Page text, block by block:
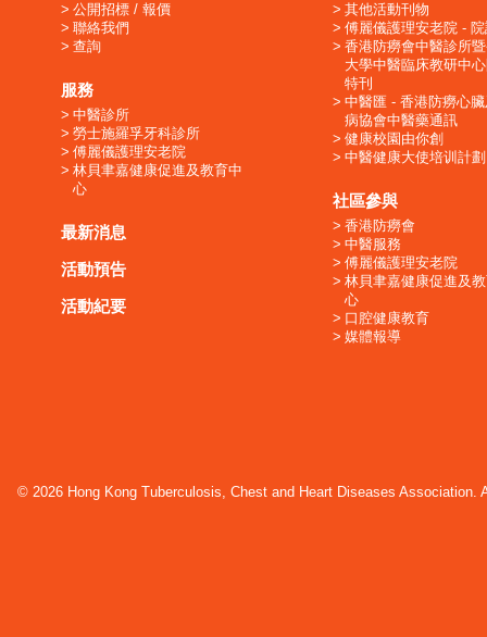
公開招標 / 報價
聯絡我們
查詢
服務
中醫診所
勞士施羅孚牙科診所
傅麗儀護理安老院
林貝聿嘉健康促進及教育中
心
最新消息
活動預告
活動紀要
其他活動刊物
傅麗儀護理安老院 -
香港防癆會中醫診所
大學中醫臨床教研中
特刊
中醫匯 - 香港防癆心
病協會中醫藥通訊
健康校園由你創
中醫健康大使培训計劃
社區參與
香港防癆會
中醫服務
傅麗儀護理安老院
林貝聿嘉健康促進及
心
口腔健康教育
媒體報導
© 2026 Hong Kong Tuberculosis, Chest and Heart Diseases Association.